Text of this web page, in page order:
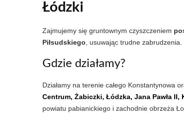
Łódzki
Zajmujemy się gruntownym czyszczeniem
Piłsudskiego , usuwając trudne
Gdzie działamy?
Działamy na terenie całego Konstantynowa
Centrum, Żabiczki, Łódzka, Jana Pawła
powiatu pabianickiego i zachodnie obrzeża